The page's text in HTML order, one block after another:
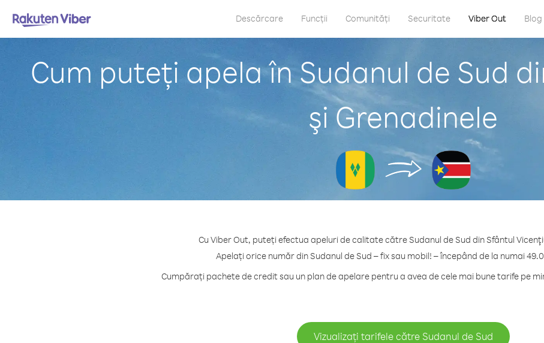
Descărcare Funcții Comunități Securitate Viber Out Blog
Cum puteți apela în Sudanul de Sud
şi Grenadinele
Cu Viber Out, puteți efectua apeluri de calitate către Sudanul de Sud din Sfântul
Apelați orice număr din Sudanul de Sud – fix sau mobil! – începând de la numai
Cumpărați pachete de credit sau un plan de apelare pentru a avea de cele mai bune tarife pe
Vizualizați tarifele către Sudanul de Sud